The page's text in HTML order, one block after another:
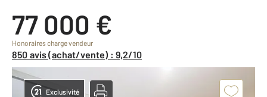
77 000 €
Honoraires charge vendeur
850 avis (achat/vente) : 9,2/10
Exclusivité